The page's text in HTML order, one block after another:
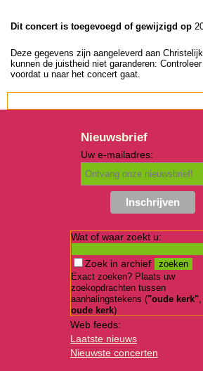
Dit concert is toegevoegd of gewijzigd op
Deze gegevens zijn aangeleverd aan
kunnen de juistheid niet garanderen:
voordat u naar het concert gaat.
Nieuwsbrief
Uw e-mailadres:
Wat of waar zoekt u:
Zoek in archief
Exact zoeken? Plaats uw
zoekopdrachten tussen
aanhalingstekens ("oude kerk"
oude kerk)
Web feeds:
Laatste nieuws
Nieuwste concerten